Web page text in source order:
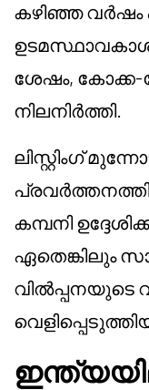
കഴിഞ്ഞ വർഷം
ഉടമസ്ഥാവകാശ
ശേഷം,
നിലനിർത്തി.
ലിസ്റ്റിംഗ്
കമ്പനി
ഏതെങ്കിലും
വിൽപ്പനയുടെ